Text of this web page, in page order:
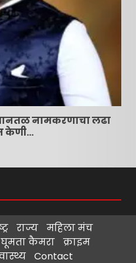
नामकरणाचा लढा
केणी…
राज्य
महिला मंच
घूमता कैमरा
क्राइम
Contact